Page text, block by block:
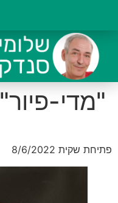
"מדי-פיור"
פתיחת שקית 8/6/2022